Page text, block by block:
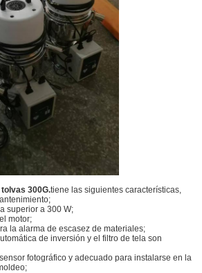
300G.tiene las siguientes características,
superior a 300 W;
motor;
la alarma de escasez de materiales;
de inversión y el filtro de tela son
fotográfico y adecuado para instalarse en la